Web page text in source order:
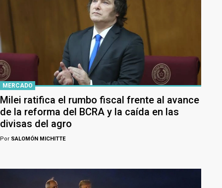
MERCADO
Milei ratifica el rumbo fiscal frente al avance
de la reforma del BCRA y la caída en las
divisas del agro
Por SALOMÓN MICHITTE